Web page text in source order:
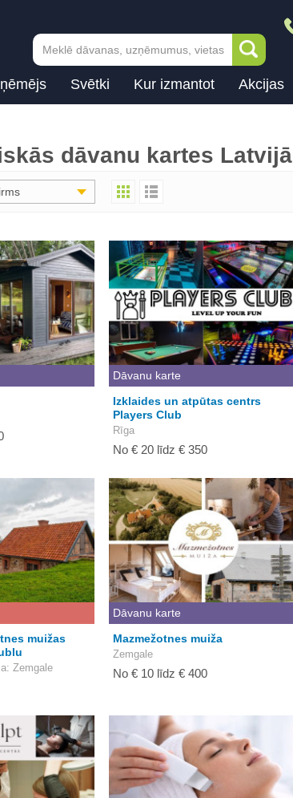
Svētki Kur izmantot Akcijas
dāvanu kartes Latvijā
Dāvanu karte
Izklaides un atpūtas centrs
Players Club
Rīga
No € 20 līdz € 350
muižas
: Zemgale
Dāvanu karte
Mazmežotnes muiža
Zemgale
No € 10 līdz € 400